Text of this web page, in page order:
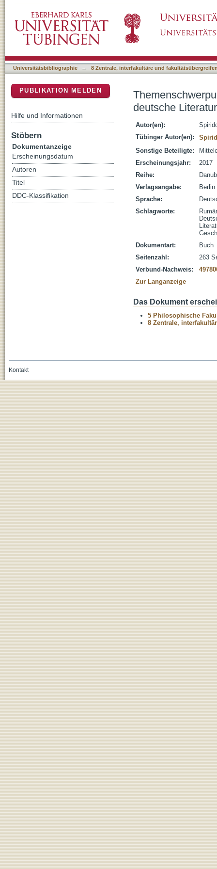
nach 1945
Universitätsbibliographie → 8 Zentrale, interfakultäre und
deutsche
Autor(en):
Tübinger Autor(en):
Sonstige Beteiligte:
Erscheinungsjahr:
2017
Reihe:
Verlagsangabe:
Sprache:
Schlagworte:
Dokumentart:
Buch
Seitenzahl:
263
Verbund-Nachweis:
Zur Langanzeige
Das Dokument
5 Philosophische
8 Zentrale,
PUBLIKATION MELDEN
Hilfe und Informationen
Stöbern
Dokumentanzeige
Erscheinungsdatum
Autoren
Titel
DDC-Klassifikation
Kontakt